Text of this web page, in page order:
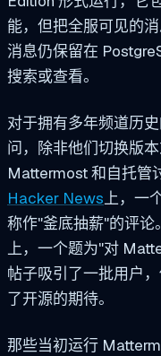
能，但把全服可见的
消息仍保留在
搜索或查看。
对于拥有多年频道历
问，除非他们切换版
Mattermost 和自托管
Hacker News上，一
称作"釜底抽薪"的评论
上，一个题为"对
帖子吸引了一批用户
了开源的期待。
那些当初运行